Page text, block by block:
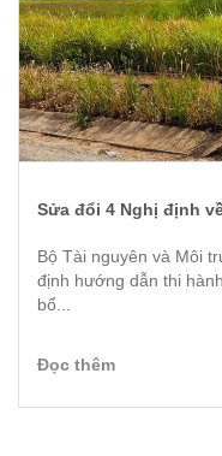
02/2022/NĐ-CP hướng